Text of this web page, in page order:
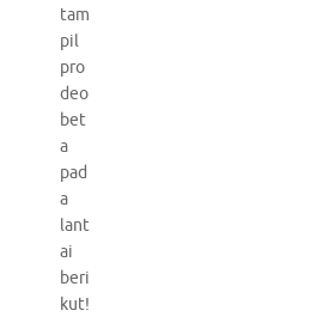
tam
pil
pro
deo
bet
a
pad
a
lant
ai
beri
kut!